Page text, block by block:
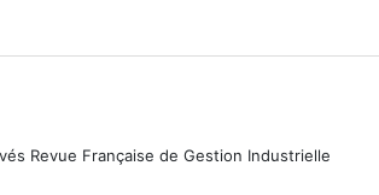
Revue Française de Gestion Industrielle